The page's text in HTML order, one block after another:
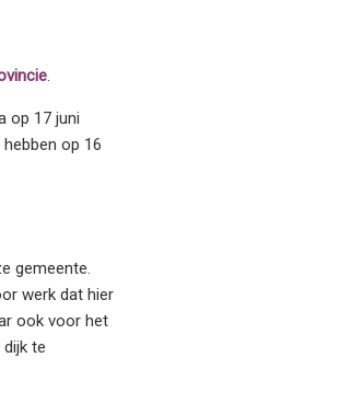
.
op 17 juni
op 16
gemeente.
werk dat hier
ook voor het
te